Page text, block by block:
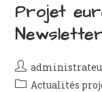
Projet
Auteur/autrice
de
PostActualités